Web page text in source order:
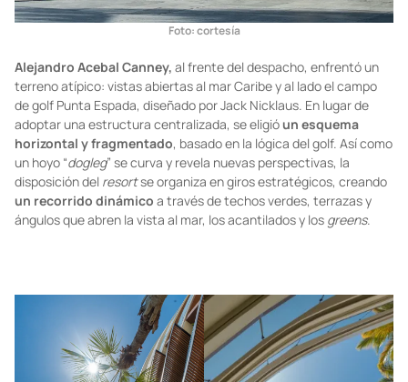
Foto: cortesía
Alejandro Acebal Canney, al frente del despacho, enfrentó un
terreno atípico: vistas abiertas al mar Caribe y al lado el campo
de golf Punta Espada, diseñado por Jack Nicklaus. En lugar de
adoptar una estructura centralizada, se eligióun esquema
horizontal y fragmentado, basado en la lógica del golf. Así como
un hoyo “dogleg” se curva y revela nuevas perspectivas, la
disposición del resortse organiza en giros estratégicos, creando
un recorrido dinámico a través de techos verdes, terrazas y
ángulos que abren la vista al mar, los acantilados y los greens.